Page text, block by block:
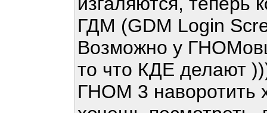
ГДМ (GDM Login
Возможно у
то что КДЕ делают
ГНОМ 3 наворотить